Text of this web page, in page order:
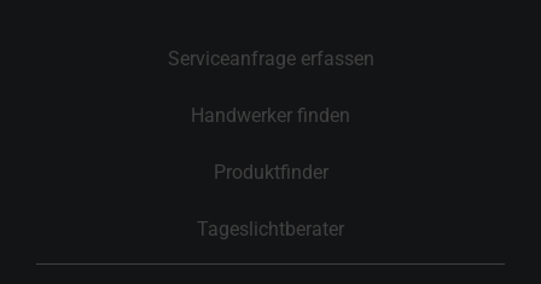
Serviceanfrage erfassen
Handwerker finden
Produktfinder
Tageslichtberater